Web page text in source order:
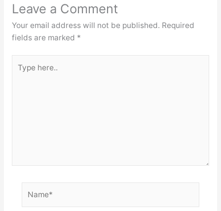
Leave a Comment
Your email address will not be published. Required
fields are marked *
here..